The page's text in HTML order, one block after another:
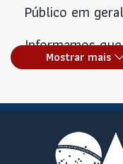
Público em
Informamos
de valores
pagamento,
informações
Mostrar mais